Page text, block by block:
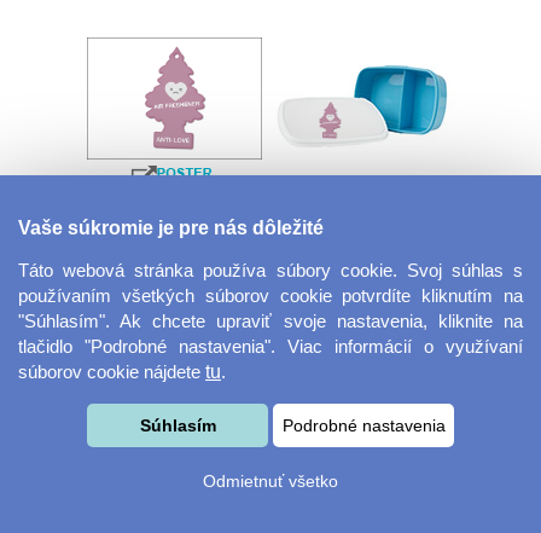
Velkoformátová
fotografie
Desiatový box
Kovový dávkovač na
Obrus ​​125 x 75 cm
Vaše súkromie je pre nás dôležité
Táto webová stránka používa súbory cookie. Svoj súhlas s
používaním všetkých súborov cookie potvrdíte kliknutím na
"Súhlasím". Ak chcete upraviť svoje nastavenia, kliknite na
tlačidlo "Podrobné nastavenia". Viac informácií o využívaní
súborov cookie nájdete tu.
Súhlasím Podrobné nastavenia
Odmietnuť všetko